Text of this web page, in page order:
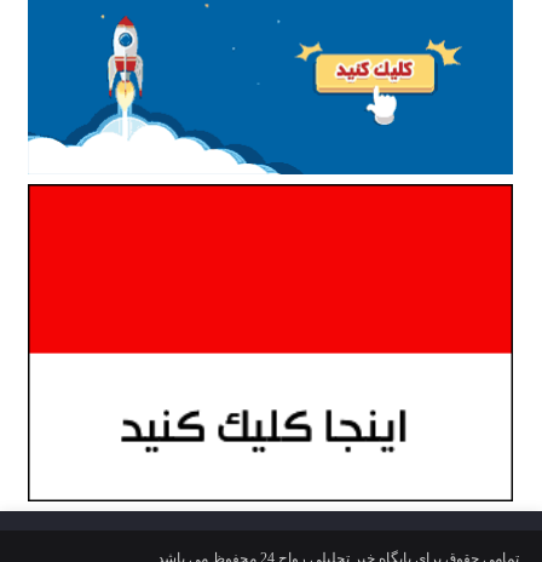
تمامی حقوق برای پایگاه خبر تحلیلی رواج 24 محفوظ می باشد.